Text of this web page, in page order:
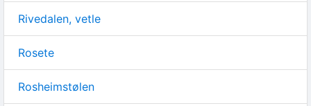
Rivedalen, vetle
Rosete
Rosheimstølen